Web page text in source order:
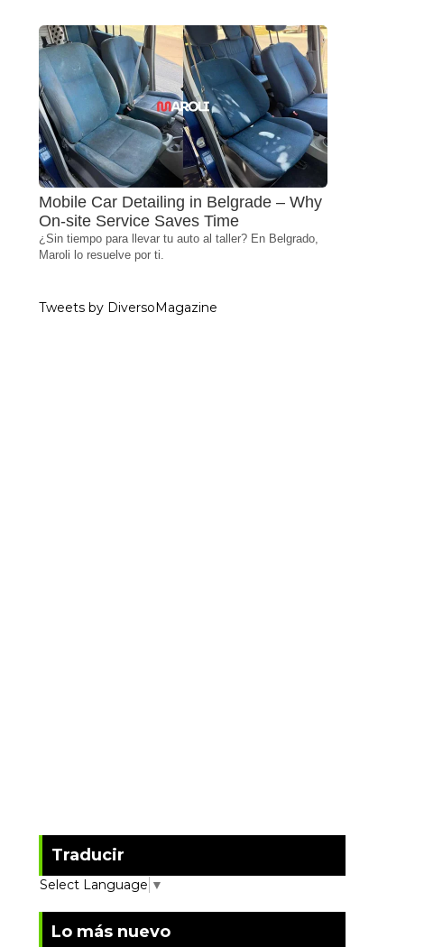
Mobile Car Detailing in Belgrade – Why
On-site Service Saves Time
¿Sin tiempo para llevar tu auto al taller? En Belgrado,
Maroli lo resuelve por ti.
Tweets by DiversoMagazine
Traducir
Select Language ▼
Lo más nuevo